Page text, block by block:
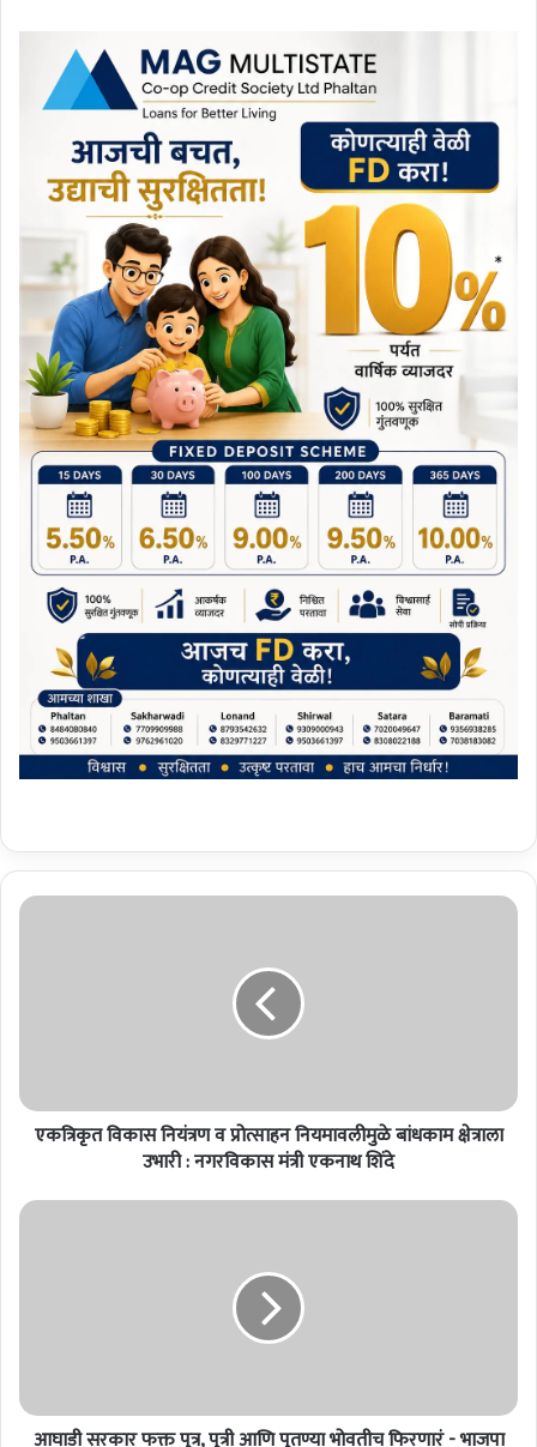
ए
नि
व
व
एकत्रिकृत विकास नियंत्रण व प्रोत्साहन नियमावलीमुळे बांधकाम क्षेत्राला
उभारी : नगरविकास मंत्री एकनाथ शिंदे
आ
क्त